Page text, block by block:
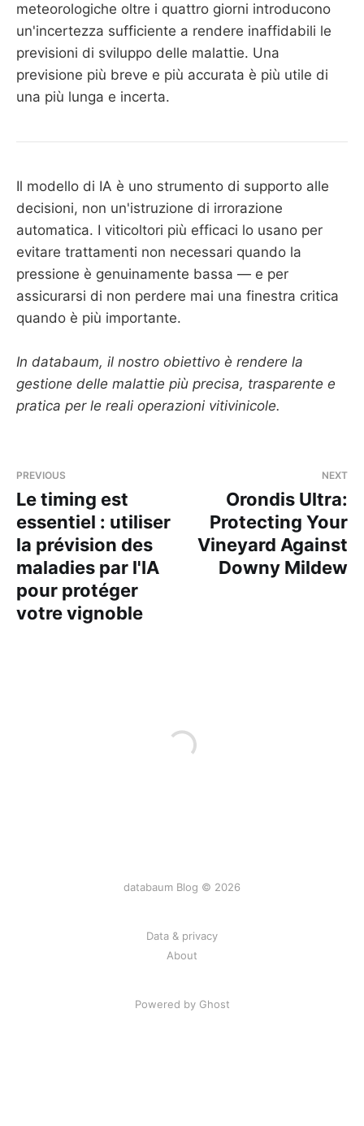
meteorologiche oltre i quattro giorni introducono
un'incertezza sufficiente a rendere inaffidabili le
previsioni di sviluppo delle malattie. Una
previsione più breve e più accurata è più utile di
una più lunga e incerta.
Il modello di IA è uno strumento di supporto alle
decisioni, non un'istruzione di irrorazione
automatica. I viticoltori più efficaci lo usano per
evitare trattamenti non necessari quando la
pressione è genuinamente bassa — e per
assicurarsi di non perdere mai una finestra critica
quando è più importante.
In databaum, il nostro obiettivo è rendere la
gestione delle malattie più precisa, trasparente e
pratica per le reali operazioni vitivinicole.
PREVIOUS
Le timing est
essentiel : utiliser
la prévision des
maladies par l'IA
pour protéger
votre vignoble
NEXT
Orondis Ultra:
Protecting Your
Vineyard Against
Downy Mildew
databaum Blog © 2026
Data & privacy
About
Powered by Ghost